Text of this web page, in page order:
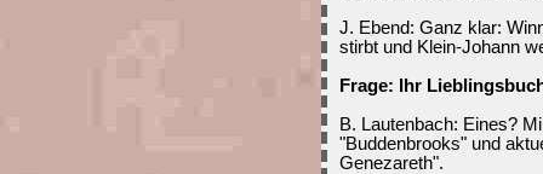
J. Ebend: Ganz klar:
stirbt und Klein-Johann
Frage: Ihr
B. Lautenbach: Eines?
"Buddenbrooks" und
Genezareth".